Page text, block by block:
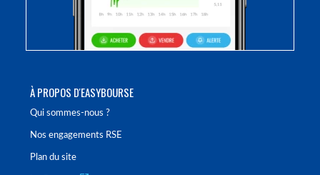
À PROPOS D'EASYBOURSE
Qui sommes-nous ?
Nos engagements RSE
Plan du site